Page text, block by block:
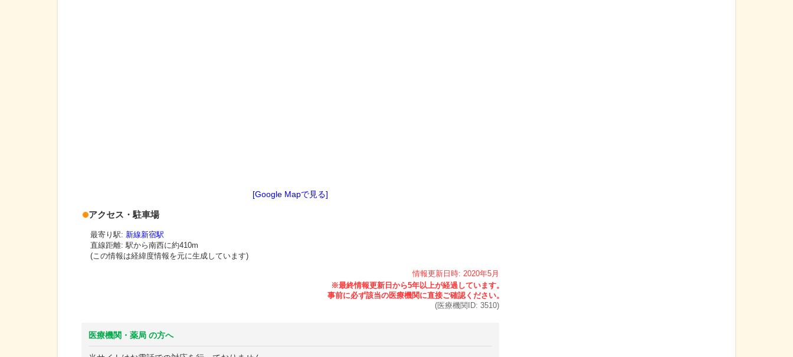
[Google Mapで見る]
アクセス・駐車場
最寄り駅: 新線新宿駅
直線距離: 駅から南西に約410m
(この情報は経緯度情報を元に生成しています)
情報更新日時: 2020年5月
(医療機関ID: 3510)
医療機関・薬局 の方へ